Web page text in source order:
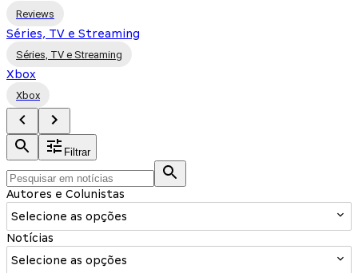
Reviews
Séries, TV e Streaming
Séries, TV e Streaming
Xbox
Xbox
Filtrar
Autores e Colunistas
Selecione as opções
Notícias
Selecione as opções